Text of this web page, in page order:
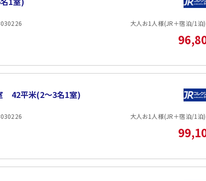
大人お1人様(JR＋宿泊/1泊
42平米(2〜3名1室)
大人お1人様(JR＋宿泊/1泊